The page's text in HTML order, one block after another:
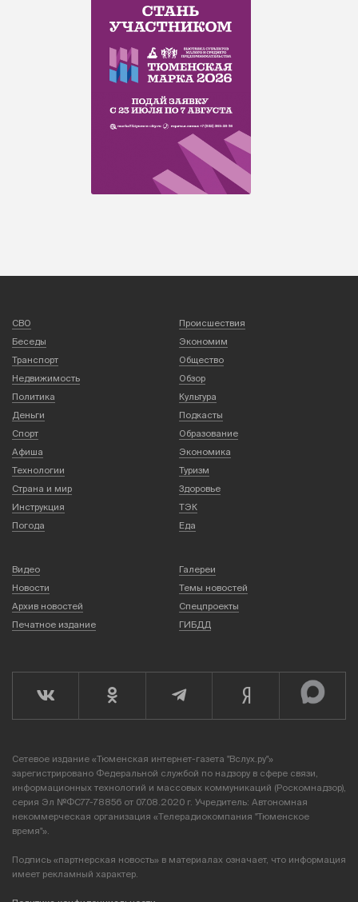
СВО
Происшествия
Беседы
Экономим
Транспорт
Общество
Недвижимость
Обзор
Политика
Культура
Деньги
Подкасты
Спорт
Образование
Афиша
Экономика
Технологии
Туризм
Страна и мир
Здоровье
Инструкция
ТЭК
Погода
Еда
Видео
Галереи
Новости
Темы новостей
Архив новостей
Спецпроекты
Печатное издание
ГИБДД
Сетевое издание «Тюменская интернет-газета "Вслух.ру"»
зарегистрировано Федеральной службой по надзору в сфере связи,
информационных технологий и массовых коммуникаций (Роскомнадзор),
серия Эл №ФС77-78856 от 07.08.2020 г. Учредитель: Автономная
некоммерческая организация «Телерадиокомпания "Тюменское
время"».
Подпись «партнерская новость» в материалах означает, что информация
имеет рекламный характер.